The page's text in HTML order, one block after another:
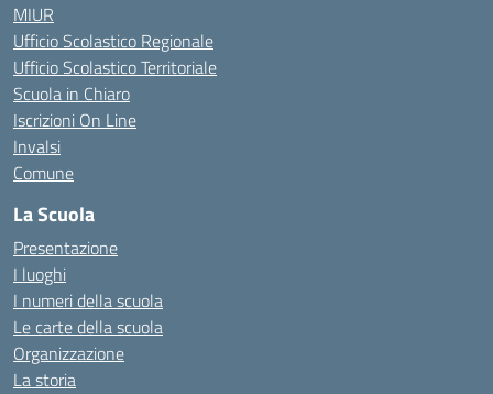
MIUR
Ufficio Scolastico Regionale
Ufficio Scolastico Territoriale
Scuola in Chiaro
Iscrizioni On Line
Invalsi
Comune
La Scuola
Presentazione
I luoghi
I numeri della scuola
Le carte della scuola
Organizzazione
La storia